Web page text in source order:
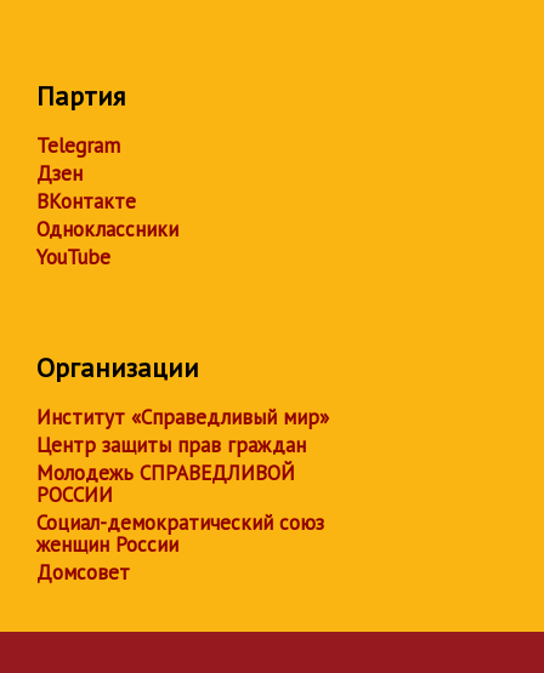
Партия
Telegram
Дзен
ВКонтакте
Одноклассники
YouTube
Организации
Институт «Справедливый мир»
Центр защиты прав граждан
Молодежь СПРАВЕДЛИВОЙ
РОССИИ
Социал-демократический союз
женщин России
Домсовет